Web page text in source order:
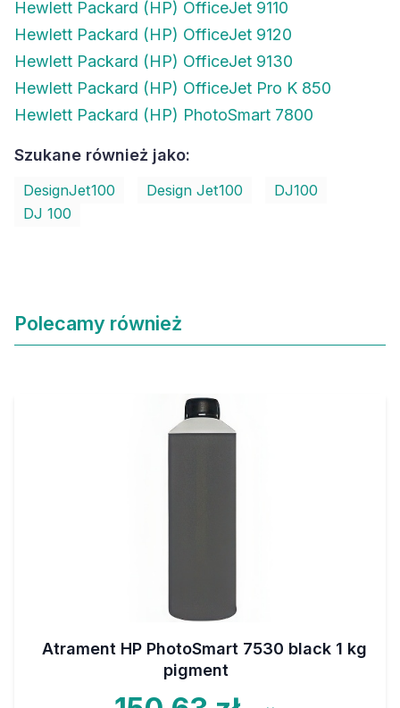
Hewlett Packard (HP) OfficeJet 9110
Hewlett Packard (HP) OfficeJet 9120
Hewlett Packard (HP) OfficeJet 9130
Hewlett Packard (HP) OfficeJet Pro K 850
Hewlett Packard (HP) PhotoSmart 7800
Szukane również jako:
DesignJet100 Design Jet100
DJ100
DJ 100
Polecamy również
Atrament HP PhotoSmart 7530 black 1 kg
pigment